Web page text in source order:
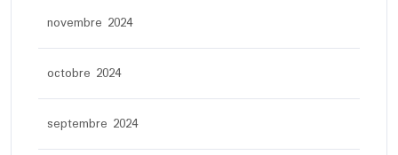
novembre 2024
octobre 2024
septembre 2024